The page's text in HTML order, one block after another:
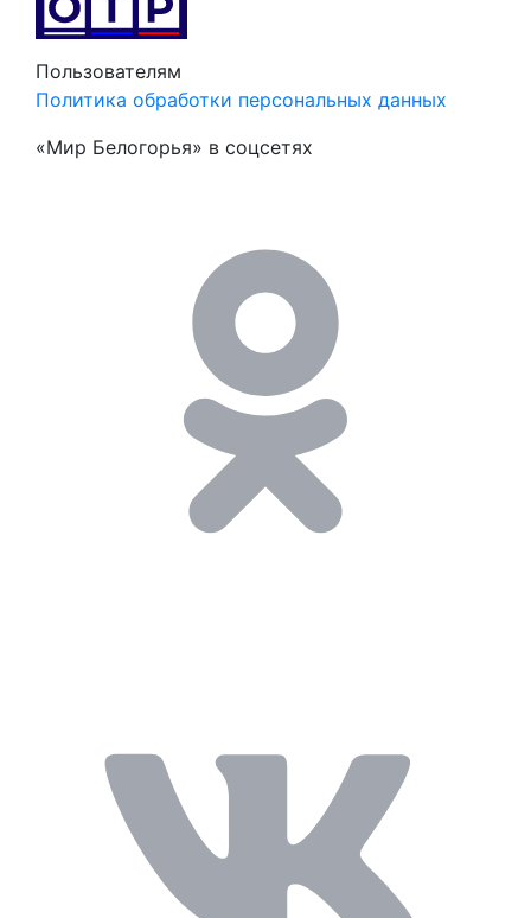
Пользователям
Политика обработки персональных данных
«Мир Белогорья» в соцсетях